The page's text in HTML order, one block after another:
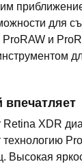
для
и
XDR
Высокая